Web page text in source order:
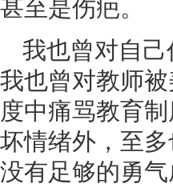
甚至是伤疤。
我也曾对自
我也曾对教师
度中痛骂教育
坏情绪外，至
没有足够的勇